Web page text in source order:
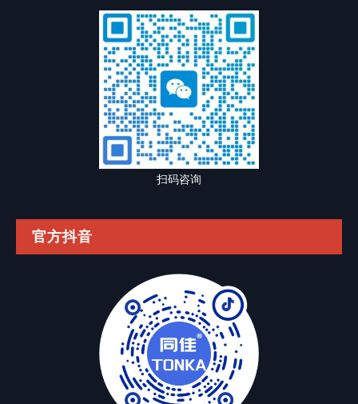
扫码咨询
官方抖音